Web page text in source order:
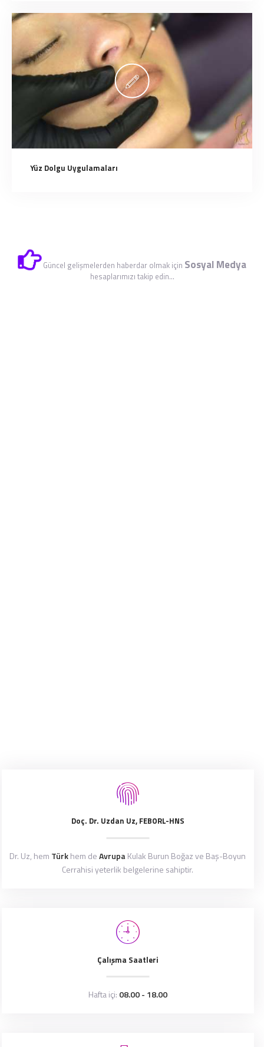
Yüz Dolgu Uygulamaları
Güncel gelişmelerden haberdar olmak için Sosyal Medya
hesaplarımızı takip edin...
Doç. Dr. Uzdan Uz, FEBORL-HNS
Dr. Uz, hem Türkhem deAvrupaKulak Burun Boğaz ve Baş-Boyun
Cerrahisi yeterlik belgelerine sahiptir.
Çalışma Saatleri
Hafta içi: 08.00 - 18.00